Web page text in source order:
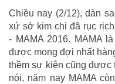
Chiều nay (2/12), dàn
xứ sở kim chi đã rục
- MAMA 2016. MAMA
được mong đợi nhất
thềm sự kiện cũng được
nói, năm nay MAMA